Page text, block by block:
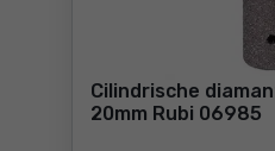
Cilindrische
20mm Rubi 06985